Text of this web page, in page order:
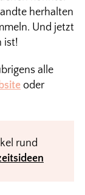
herhalten
Und jetzt
ist!
alle
oder
rund